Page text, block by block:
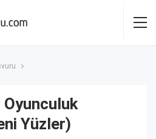
Oyunculuk
Yüzler)